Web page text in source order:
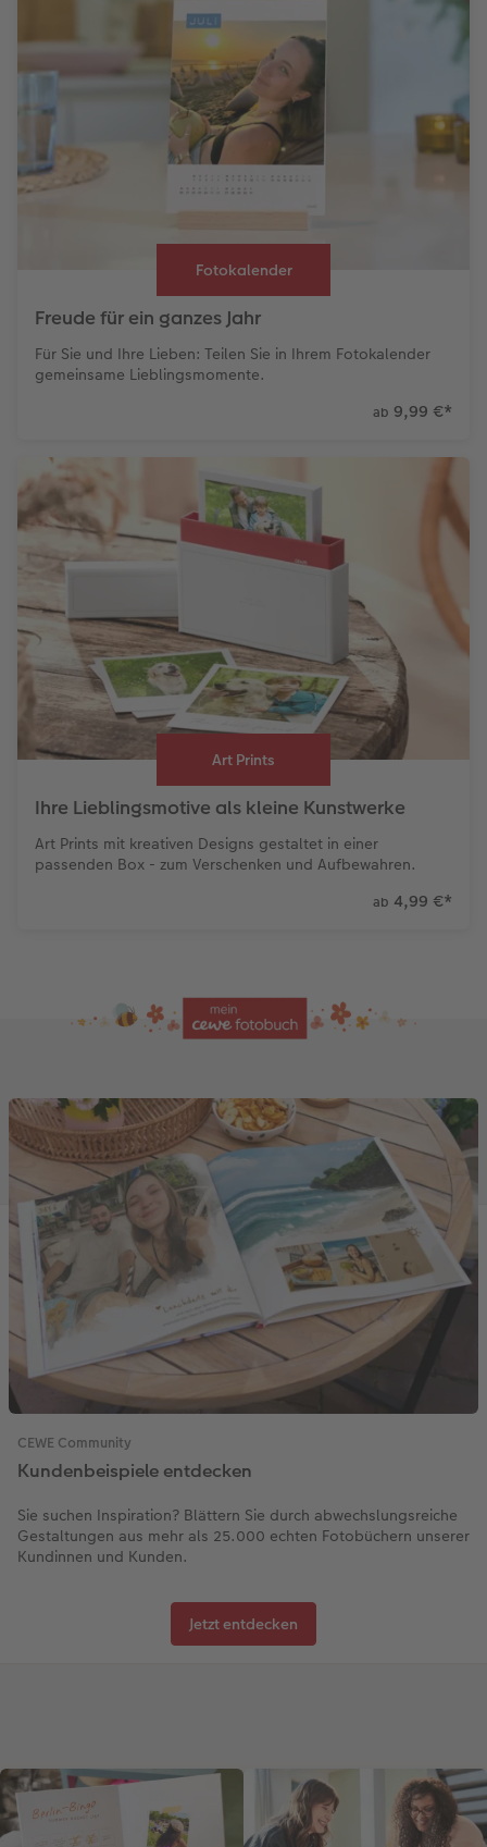
Fotokalender
Freude für ein ganzes Jahr
Für Sie und Ihre Lieben: Teilen Sie in Ihrem Fotokalender
gemeinsame Lieblingsmomente.
ab 9,99 €*
Art Prints
Ihre Lieblingsmotive als kleine Kunstwerke
Art Prints mit kreativen Designs gestaltet in einer
passenden Box - zum Verschenken und Aufbewahren.
ab 4,99 €*
CEWE Community
Kundenbeispiele entdecken
Sie suchen Inspiration? Blättern Sie durch abwechslungsreiche
Gestaltungen aus mehr als 25.000 echten Fotobüchern unserer
Kundinnen und Kunden.
Jetzt entdecken